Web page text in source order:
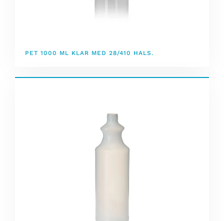
PET 1000 ML KLAR MED 28/410 HALS.